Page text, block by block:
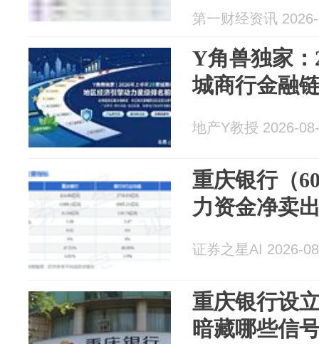
第一财经资讯
Y角兽独家：
城商行金融
地产Y教授 2026-
重庆银行（
力资金净卖
证券之星AI 2026-
重庆银行设
暗藏哪些信